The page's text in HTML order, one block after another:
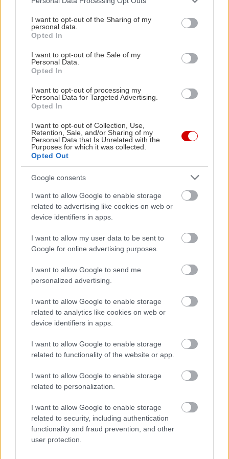
not limited to your visit or usage behaviour. You may click to
grant or deny consent to Google and its third-party tags to
use your data for below specified purposes in below Google
consent section.
I want to opt-out of the Sharing of my
personal data.
Opted In
I want to opt-out of the Sale of my
Personal Data.
Opted In
I want to opt-out of processing my
Personal Data for Targeted Advertising.
Opted In
I want to opt-out of Collection, Use,
Retention, Sale, and/or Sharing of my
Personal Data that Is Unrelated with the
Purposes for which it was collected.
Opted Out
Google consents
I want to allow Google to enable storage
related to advertising like cookies on web or
device identifiers in apps.
I want to allow my user data to be sent to
Google for online advertising purposes.
I want to allow Google to send me
personalized advertising.
I want to allow Google to enable storage
related to analytics like cookies on web or
device identifiers in apps.
I want to allow Google to enable storage
related to functionality of the website or app.
I want to allow Google to enable storage
related to personalization.
I want to allow Google to enable storage
related to security, including authentication
functionality and fraud prevention, and other
user protection.
Διαβάστε επίσης